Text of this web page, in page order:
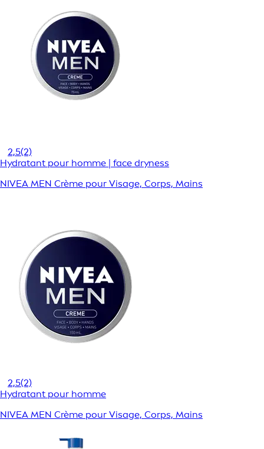
2,5(2)
Hydratant pour homme | face dryness
NIVEA MEN Crème pour Visage, Corps, Mains
2,5(2)
Hydratant pour homme
NIVEA MEN Crème pour Visage, Corps, Mains